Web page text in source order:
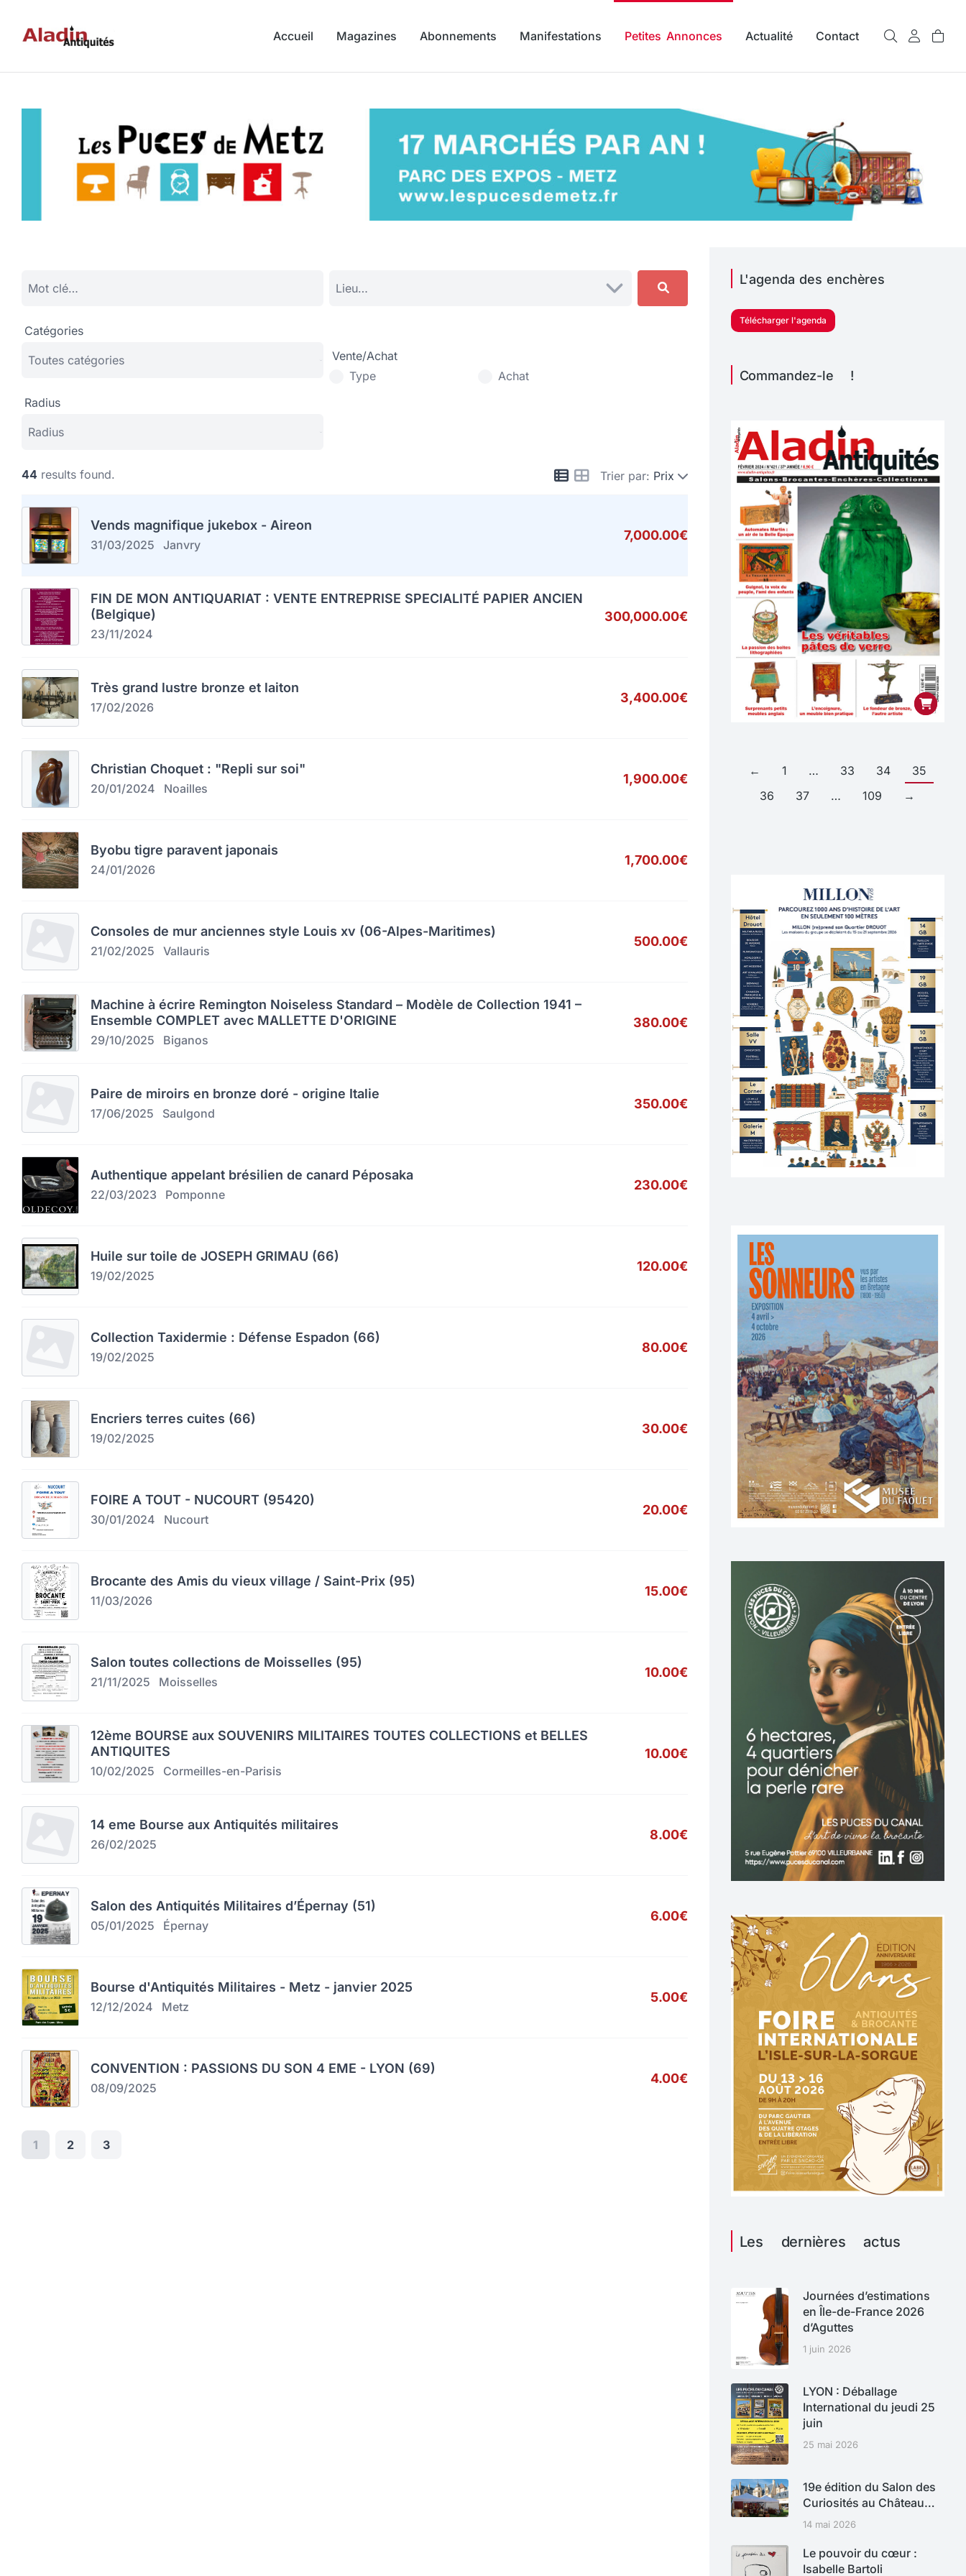
Accueil Magazines Abonnements Manifestations Petites Annonces Actualité Contact
Catégories
Vente/Achat
Type
Achat
Radius
Trier par: Prix
44 results found.
Vends magnifique jukebox - Aireon
31/03/2025 Janvry
7,000.00€
FIN DE MON ANTIQUARIAT : VENTE ENTREPRISE SPECIALITÉ PAPIER ANCIEN
(Belgique)
23/11/2024
300,000.00€
Très grand lustre bronze et laiton
17/02/2026
3,400.00€
Christian Choquet : "Repli sur soi"
20/01/2024 Noailles
1,900.00€
Byobu tigre paravent japonais
24/01/2026
1,700.00€
Consoles de mur anciennes style Louis xv (06-Alpes-Maritimes)
21/02/2025 Vallauris
500.00€
Machine à écrire Remington Noiseless Standard – Modèle de Collection 1941 –
Ensemble COMPLET avec MALLETTE D'ORIGINE
29/10/2025 Biganos
380.00€
Paire de miroirs en bronze doré - origine Italie
17/06/2025 Saulgond
350.00€
Authentique appelant brésilien de canard Péposaka
22/03/2023 Pomponne
230.00€
Huile sur toile de JOSEPH GRIMAU (66)
19/02/2025
120.00€
Collection Taxidermie : Défense Espadon (66)
19/02/2025
80.00€
Encriers terres cuites (66)
19/02/2025
30.00€
FOIRE A TOUT - NUCOURT (95420)
30/01/2024 Nucourt
20.00€
Brocante des Amis du vieux village / Saint-Prix (95)
11/03/2026
15.00€
Salon toutes collections de Moisselles (95)
21/11/2025 Moisselles
10.00€
12ème BOURSE aux SOUVENIRS MILITAIRES TOUTES COLLECTIONS et BELLES
ANTIQUITES
10/02/2025 Cormeilles-en-Parisis
10.00€
14 eme Bourse aux Antiquités militaires
26/02/2025
8.00€
Salon des Antiquités Militaires d’Épernay (51)
05/01/2025 Épernay
6.00€
Bourse d'Antiquités Militaires - Metz - janvier 2025
12/12/2024 Metz
5.00€
CONVENTION : PASSIONS DU SON 4 EME - LYON (69)
08/09/2025
4.00€
1 2 3
L'agenda des enchères
Télécharger l'agenda
Commandez-le !
← 1 … 33 34
35
36
37 … 109 →
Les dernières actus
Journées d’estimations
en Île-de-France 2026
d’Aguttes
1 juin 2026
LYON : Déballage
International du jeudi 25
juin
25 mai 2026
19e édition du Salon des
Curiosités au Château…
14 mai 2026
Le pouvoir du cœur :
Isabelle Bartoli